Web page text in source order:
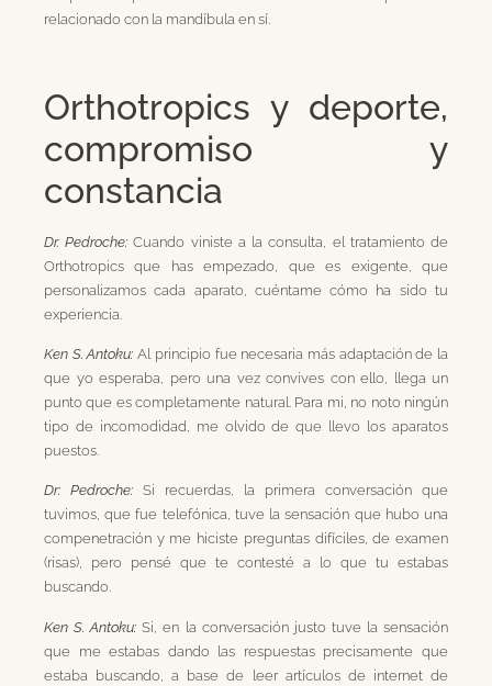
relacionado con la mandíbula en sí.
Orthotropics y deporte,
compromiso y
constancia
Dr. Pedroche: Cuando viniste a la consulta, el tratamiento de
Orthotropics que has empezado, que es exigente, que
personalizamos cada aparato, cuéntame cómo ha sido tu
experiencia.
Ken S. Antoku: Al principio fue necesaria más adaptación de la
que yo esperaba, pero una vez convives con ello, llega un
punto que es completamente natural. Para mi, no noto ningún
tipo de incomodidad, me olvido de que llevo los aparatos
puestos.
Dr: Pedroche: Si recuerdas, la primera conversación que
tuvimos, que fue telefónica, tuve la sensación que hubo una
compenetración y me hiciste preguntas difíciles, de examen
(risas), pero pensé que te contesté a lo que tu estabas
buscando.
Ken S. Antoku: Si, en la conversación justo tuve la sensación
que me estabas dando las respuestas precisamente que
estaba buscando, a base de leer artículos de internet de